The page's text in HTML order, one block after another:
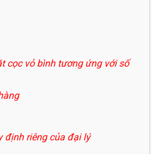
cọc vỏ bình tương ứng với số
định riêng của đại lý